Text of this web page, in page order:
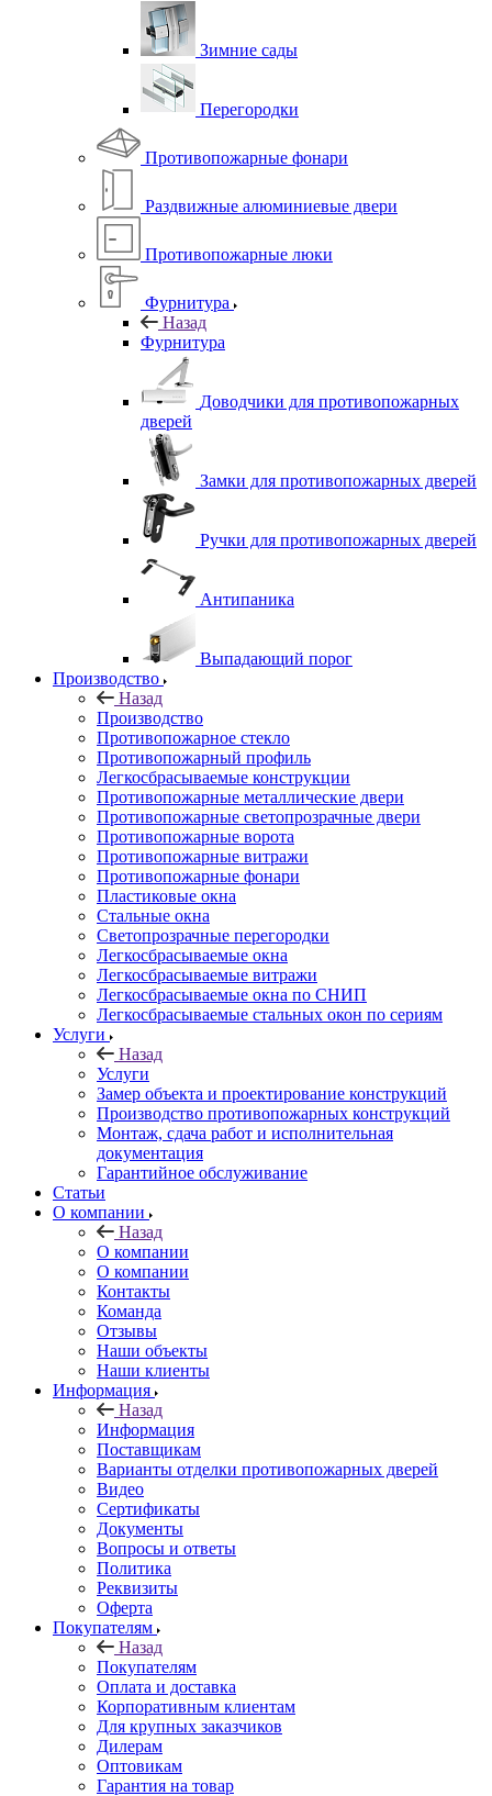
Зимние сады
Перегородки
Противопожарные фонари
Раздвижные алюминиевые двери
Противопожарные люки
Фурнитура
Назад
Фурнитура
Доводчики для противопожарных
дверей
Замки для противопожарных дверей
Ручки для противопожарных дверей
Антипаника
Выпадающий порог
Производство
Назад
Производство
Противопожарное стекло
Противопожарный профиль
Легкосбрасываемые конструкции
Противопожарные металлические двери
Противопожарные светопрозрачные двери
Противопожарные ворота
Противопожарные витражи
Противопожарные фонари
Пластиковые окна
Стальные окна
Светопрозрачные перегородки
Легкосбрасываемые окна
Легкосбрасываемые витражи
Легкосбрасываемые окна по СНИП
Легкосбрасываемые стальных окон по сериям
Услуги
Назад
Услуги
Замер объекта и проектирование конструкций
Производство противопожарных конструкций
Монтаж, сдача работ и исполнительная
документация
Гарантийное обслуживание
Статьи
О компании
Назад
О компании
О компании
Контакты
Команда
Отзывы
Наши объекты
Наши клиенты
Информация
Назад
Информация
Поставщикам
Варианты отделки противопожарных дверей
Видео
Сертификаты
Документы
Вопросы и ответы
Политика
Реквизиты
Оферта
Покупателям
Назад
Покупателям
Оплата и доставка
Корпоративным клиентам
Для крупных заказчиков
Дилерам
Оптовикам
Гарантия на товар